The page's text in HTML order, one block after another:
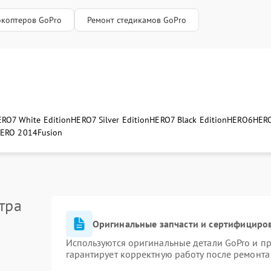
владельцу с гарантийным талоном.
GoPro Ремонт стедикамов GoPro
White EditionHERO7 Silver EditionHERO7 Black EditionHERO6
2014Fusion
Оригинальные запчасти и
Используются оригинальные детали GoPro и
гарантирует корректную работу после